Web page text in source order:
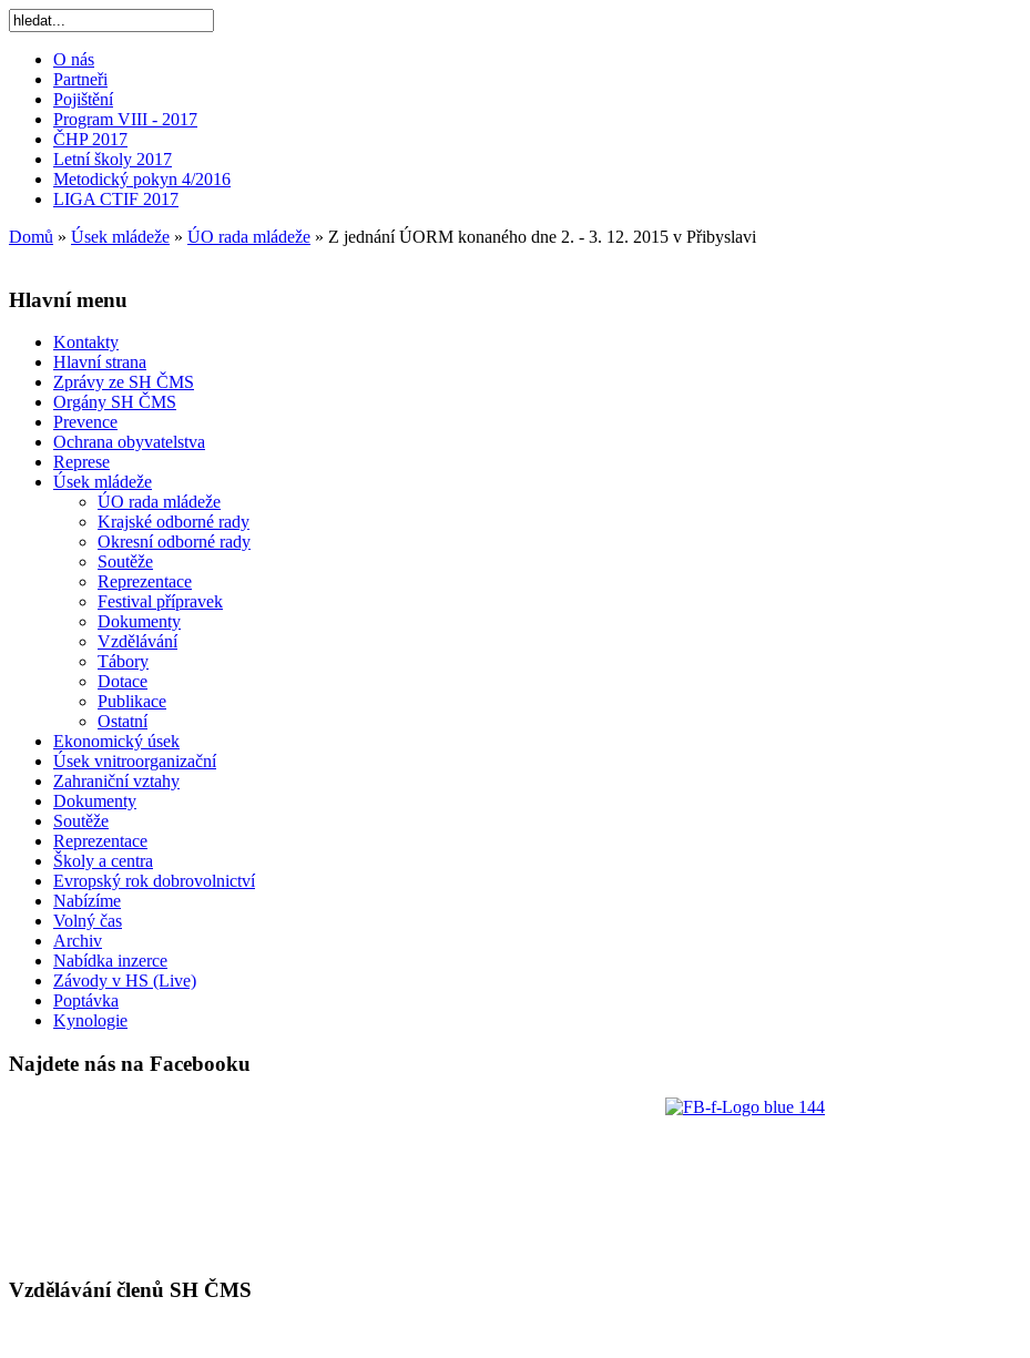
O nás
Partneři
Pojištění
Program VIII - 2017
ČHP 2017
Letní školy 2017
Metodický pokyn 4/2016
LIGA CTIF 2017
Domů » Úsek mládeže » ÚO rada mládeže » Z jednání ÚORM konaného dne 2. - 3. 12. 2015 v Přibyslavi
Hlavní menu
Kontakty
Hlavní strana
Zprávy ze SH ČMS
Orgány SH ČMS
Prevence
Ochrana obyvatelstva
Represe
Úsek mládeže
ÚO rada mládeže
Krajské odborné rady
Okresní odborné rady
Soutěže
Reprezentace
Festival přípravek
Dokumenty
Vzdělávání
Tábory
Dotace
Publikace
Ostatní
Ekonomický úsek
Úsek vnitroorganizační
Zahraniční vztahy
Dokumenty
Soutěže
Reprezentace
Školy a centra
Evropský rok dobrovolnictví
Nabízíme
Volný čas
Archiv
Nabídka inzerce
Závody v HS (Live)
Poptávka
Kynologie
Najdete nás na Facebooku
Vzdělávání členů SH ČMS